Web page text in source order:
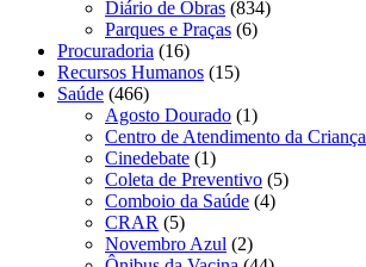
Diário de Obras (834)
Parques e Praças (6)
Procuradoria (16)
Recursos Humanos (15)
Saúde (466)
Agosto Dourado (1)
Centro de Atendimento da Criança
Cinedebate (1)
Coleta de Preventivo (5)
Comboio da Saúde (4)
CRAR (5)
Novembro Azul (2)